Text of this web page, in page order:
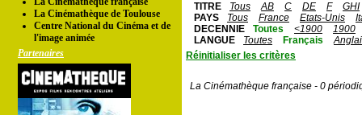
La Cinémathèque de Toulouse
Centre National du Cinéma et de
l'image animée
Partenaires
TITRE
Tous AB C DE F
GHI
PAYS
Tous France Etats-Unis
DECENNIE
Toutes <1900
1900
LANGUE
Toutes Français
Réinitialiser les critères
La Cinémathèque française - 0